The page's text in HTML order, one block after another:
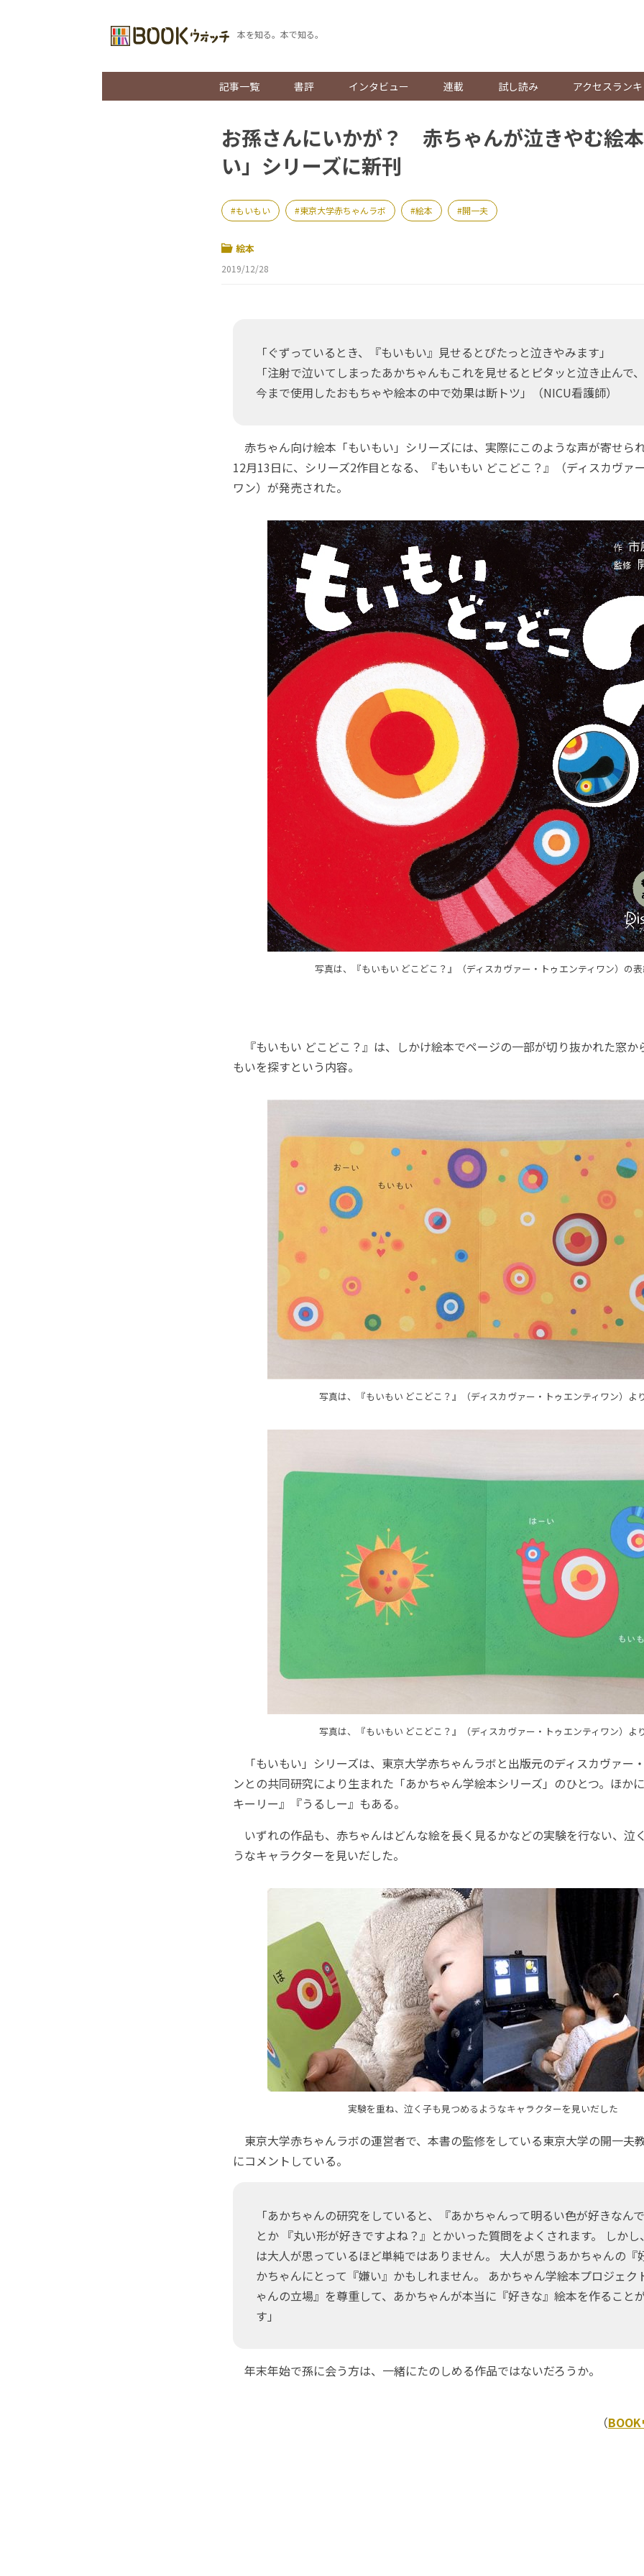
本を知る。本で知る。
記事一覧 書評 インタビュー 連載 試し読み アクセスラン
お孫さんにいかが？ 赤ちゃんが泣きやむ絵
い」シリーズに新刊
もいもい 東京大学赤ちゃんラボ 絵本 開一夫
絵本
2019/12/28
「ぐずっているとき、『もいもい』見せるとぴたっと泣きやみます」
「注射で泣いてしまったあかちゃんもこれを見せるとピタッと泣き止んで
今まで使用したおもちゃや絵本の中で効果は断トツ」（NICU看護師）
赤ちゃん向け絵本「もいもい」シリーズには、実際にこのような声が寄せら
12月13日に、シリーズ2作目となる、『もいもい どこどこ？』（ディスカヴァ
ワン）が発売された。
写真は、『もいもい どこどこ？』（ディスカヴァー・トゥエンティワン）の
『もいもい どこどこ？』は、しかけ絵本でページの一部が切り抜かれた窓か
もいを探すという内容。
写真は、『もいもい どこどこ？』（ディスカヴァー・トゥエンティワン）よ
写真は、『もいもい どこどこ？』（ディスカヴァー・トゥエンティワン）よ
「もいもい」シリーズは、東京大学赤ちゃんラボと出版元のディスカヴァー
ンとの共同研究により生まれた「あかちゃん学絵本シリーズ」のひとつ。ほか
キーリー』『うるしー』もある。
いずれの作品も、赤ちゃんはどんな絵を長く見るかなどの実験を行ない、泣
うなキャラクターを見いだした。
実験を重ね、泣く子も見つめるようなキャラクターを見いだした
東京大学赤ちゃんラボの運営者で、本書の監修をしている東京大学の開一夫
にコメントしている。
「あかちゃんの研究をしていると、『あかちゃんって明るい色が好きなん
とか 『丸い形が好きですよね？』とかいった質問をよくされます。 しか
は大人が思っているほど単純ではありません。 大人が思うあかちゃんの『
かちゃんにとって『嫌い』かもしれません。 あかちゃん学絵本プロジェク
ゃんの立場』を尊重して、あかちゃんが本当に『好きな』絵本を作ること
す」
年末年始で孫に会う方は、一緒にたのしめる作品ではないだろうか。
（